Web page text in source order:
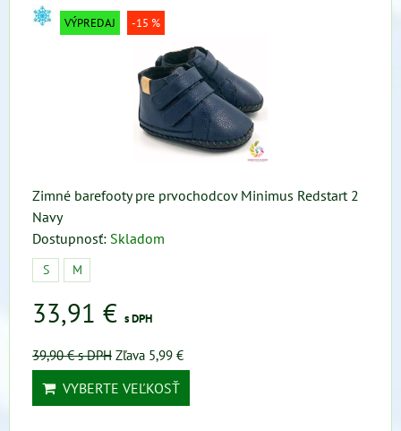
VÝPREDAJ -15 %
Zimné barefooty pre prvochodcov Minimus Redstart 2
Navy
Dostupnosť: Skladom
S M
33,91 € s DPH
39,90 €s DPH Zľava 5,99 €
VYBERTE VEĽKOSŤ